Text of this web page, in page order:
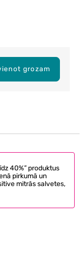
grozam
40%” produktus
pirkumā un
mitrās salvetes,